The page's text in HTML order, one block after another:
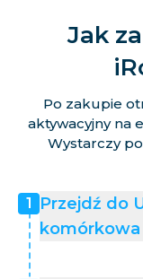
Jak
Po zakupie
aktywacyjny na
Wystarczy
1
Przejdź do